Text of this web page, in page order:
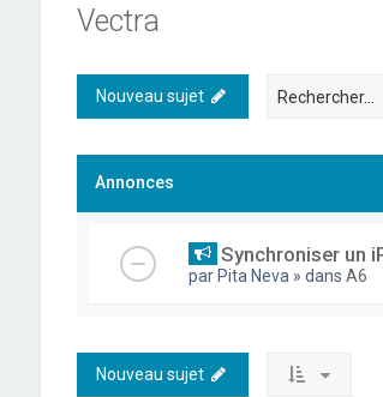
Vectra
Nouveau sujet
Annonces
Synchroniser un
par Pita Neva » dans A6
Nouveau sujet